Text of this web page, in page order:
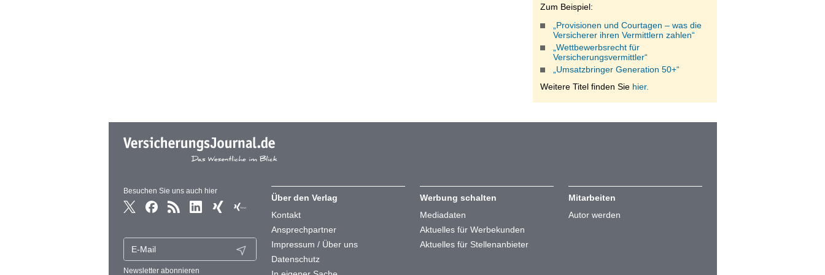
Zum Beispiel:
„Provisionen und Courtagen – was die
Versicherer ihren Vermittlern zahlen“
„Wettbewerbsrecht für
Versicherungsvermittler“
„Umsatzbringer Generation 50+“
Weitere Titel finden Sie hier.
Besuchen Sie uns auch hier
Newsletter abonnieren
Über den Verlag
Kontakt
Ansprechpartner
Impressum / Über uns
Datenschutz
Werbung schalten
Mediadaten
Aktuelles für Werbekunden
Aktuelles für Stellenanbieter
Mitarbeiten
Autor werden